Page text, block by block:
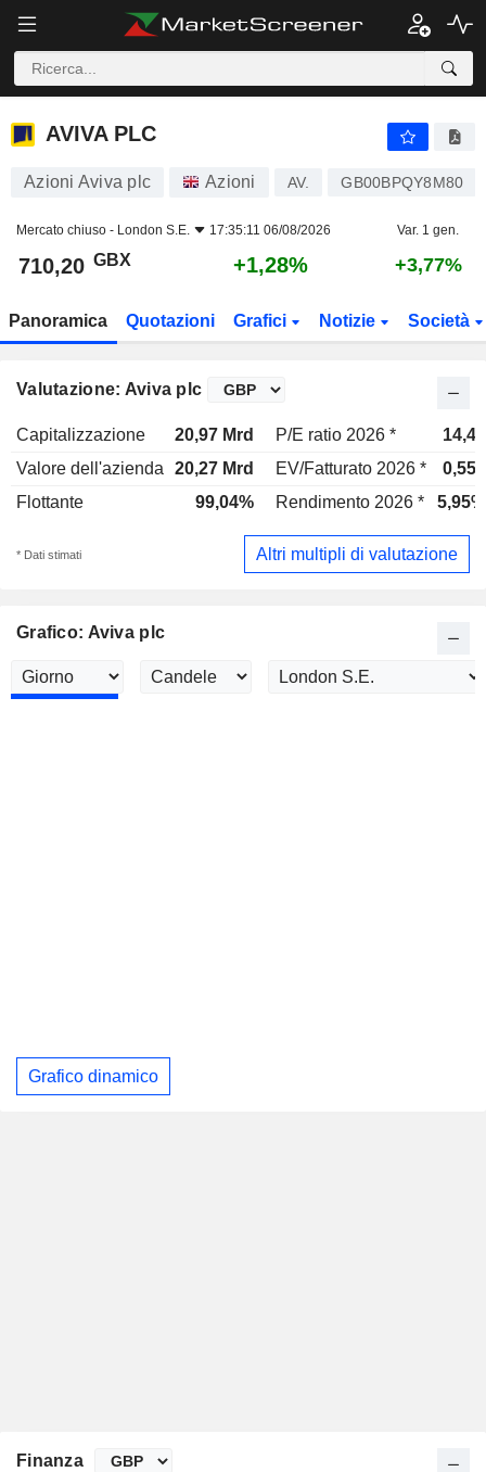
AVIVA PLC
AVIVA PLC
Azioni Aviva plc Azioni AV. GB00BPQY8M80
Mercato chiuso - London S.E. 17:35:11 06/08/2026 Var. 1 gen.
710,20 GBX +1,28% +3,77%
Panoramica Quotazioni Grafici Notizie Società
Valutazione: Aviva plc
Capitalizzazione 20,97 Mrd P/E ratio 2026 *
14,4x
Valore dell'azienda
20,27 Mrd EV/Fatturato 2026 *
0,55x
Flottante
99,04% Rendimento 2026 * 5,95%
* Dati stimati Altri multipli di valutazione
Grafico: Aviva plc
Grafico dinamico
Finanza